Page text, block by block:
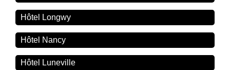
Hôtel Longwy
Hôtel Nancy
Hôtel Luneville